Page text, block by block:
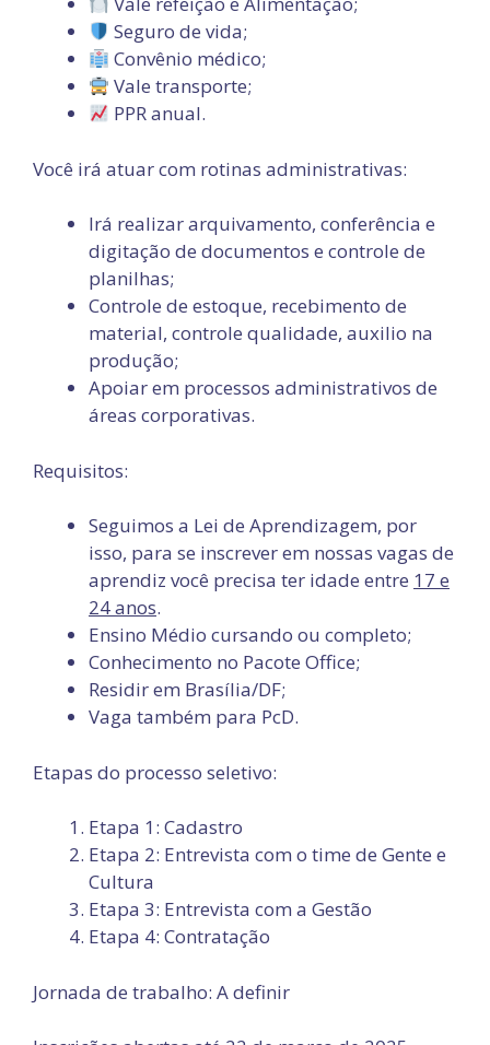
Seguro de vida;
Convênio médico;
Vale transporte;
PPR anual.
Você irá atuar com rotinas administrativas:
Irá realizar arquivamento, conferência e
digitação de documentos e controle de
planilhas;
Controle de estoque, recebimento de
material, controle qualidade, auxilio na
produção;
Apoiar em processos administrativos de
áreas corporativas.
Requisitos:
Seguimos a Lei de Aprendizagem, por
isso, para se inscrever em nossas vagas de
aprendiz você precisa ter idade entre 17 e
24 anos.
Ensino Médio cursando ou completo;
Conhecimento no Pacote Office;
Residir em Brasília/DF;
Vaga também para PcD.
Etapas do processo seletivo:
Etapa 1: Cadastro
Etapa 2: Entrevista com o time de Gente e
Cultura
Etapa 3: Entrevista com a Gestão
Etapa 4: Contratação
Jornada de trabalho: A definir